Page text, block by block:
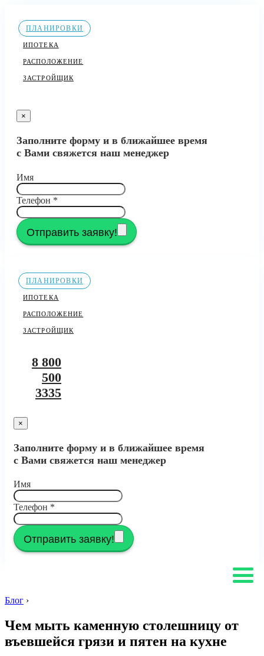
ПЛАНИРОВКИ
ИПОТЕКА
РАСПОЛОЖЕНИЕ
ЗАСТРОЙЩИК
×
Заполните форму и в ближайшее время
с Вами свяжется наш менеджер
Имя
Телефон *
Отправить заявку!
ПЛАНИРОВКИ
ИПОТЕКА
РАСПОЛОЖЕНИЕ
ЗАСТРОЙЩИК
8 800
500
3335
×
Заполните форму и в ближайшее время
с Вами свяжется наш менеджер
Имя
Телефон *
Отправить заявку!
Блог ›
Чем мыть каменную столешницу от
въевшейся грязи и пятен на кухне